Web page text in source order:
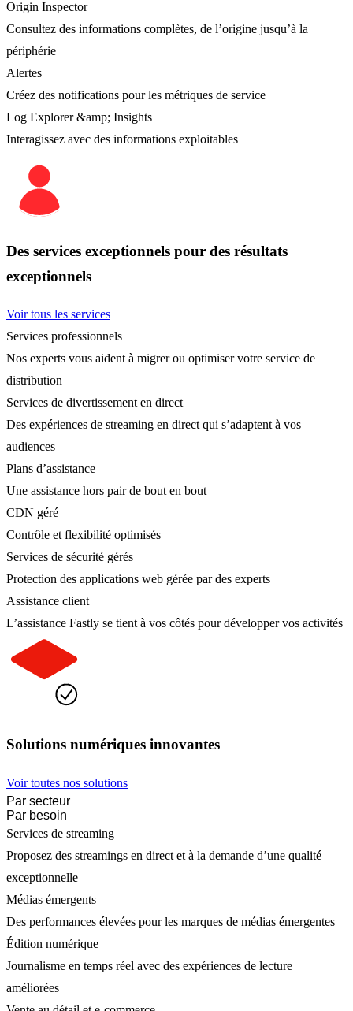
Origin Inspector
Consultez des informations complètes, de l’origine jusqu’à la
périphérie
Alertes
Créez des notifications pour les métriques de service
Log Explorer &amp; Insights
Interagissez avec des informations exploitables
Des services exceptionnels pour des résultats
exceptionnels
Voir tous les services
Services professionnels
Nos experts vous aident à migrer ou optimiser votre service de
distribution
Services de divertissement en direct
Des expériences de streaming en direct qui s’adaptent à vos
audiences
Plans d’assistance
Une assistance hors pair de bout en bout
CDN géré
Contrôle et flexibilité optimisés
Services de sécurité gérés
Protection des applications web gérée par des experts
Assistance client
L’assistance Fastly se tient à vos côtés pour développer vos activités
Solutions numériques innovantes
Voir toutes nos solutions
Par secteur
Par besoin
Services de streaming
Proposez des streamings en direct et à la demande d’une qualité
exceptionnelle
Médias émergents
Des performances élevées pour les marques de médias émergentes
Édition numérique
Journalisme en temps réel avec des expériences de lecture
améliorées